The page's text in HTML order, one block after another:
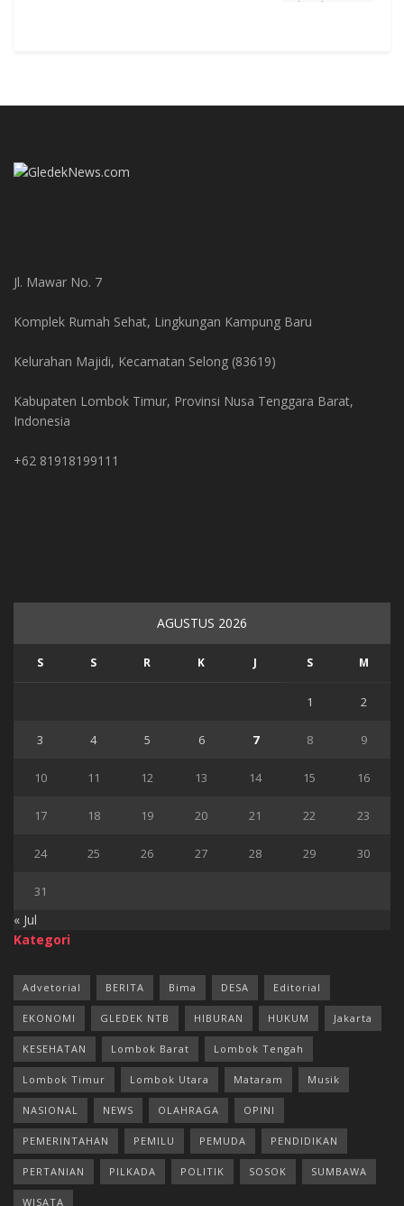
Jl. Mawar No. 7
Komplek Rumah Sehat, Lingkungan Kampung Baru
Kelurahan Majidi, Kecamatan Selong (83619)
Kabupaten Lombok Timur, Provinsi Nusa Tenggara Barat,
Indonesia
+62 81918199111
AGUSTUS 2026
S S R K J S M
1 2
3 4 5 6 7 8 9
10 11 12 13 14 15 16
17 18 19 20 21 22 23
24 25 26 27 28 29 30
31
« Jul
Kategori
Advetorial BERITA Bima DESA Editorial
EKONOMI GLEDEK NTB HIBURAN HUKUM Jakarta
KESEHATAN Lombok Barat Lombok Tengah
Lombok Timur Lombok Utara Mataram Musik
NASIONAL NEWS OLAHRAGA OPINI
PEMERINTAHAN PEMILU PEMUDA PENDIDIKAN
PERTANIAN PILKADA POLITIK SOSOK SUMBAWA
WISATA